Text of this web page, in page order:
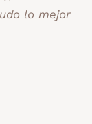
lo mejor